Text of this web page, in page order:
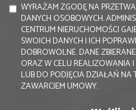
WYRAŻAM ZGODĘ NA
DANYCH OSOBOWYCH.
CENTRUM NIERUCHOMOŚCI
SWOICH DANYCH I ICH
DOBROWOLNE. DANE
ORAZ W CELU REALIZOWANIA
LUB DO PODJĘCIA DZIAŁAŃ NA
ZAWARCIEM UMOWY.